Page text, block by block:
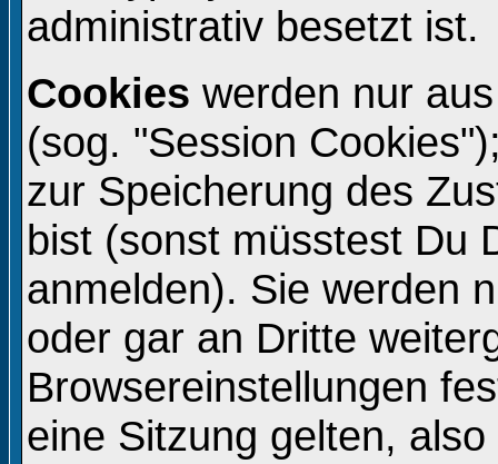
administrativ besetzt ist.
Cookies werden nur
(sog. "Session
zur Speicherung des
bist (sonst müsstest Du
anmelden). Sie werden
oder gar an Dritte
Browsereinstellungen
eine Sitzung gelten,